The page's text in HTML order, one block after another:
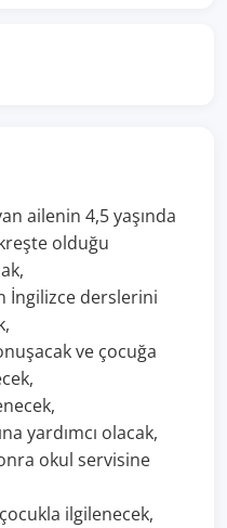
ailenin 4,5 yaşında
olduğu
İngilizce derslerini
ve çocuğa
yardımcı olacak,
okul servisine
ilgilenecek,